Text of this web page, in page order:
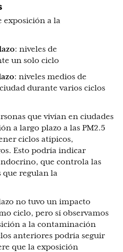
exposición a la
: niveles de
un solo ciclo
: niveles medios de
durante varios ciclos
que vivían en ciudades
a largo plazo a las PM2.5
ciclos atípicos,
Esto podría indicar
que controla las
regulan la
no tuvo un impacto
ciclo, pero sí observamos
a la contaminación
anteriores podría seguir
que la exposición